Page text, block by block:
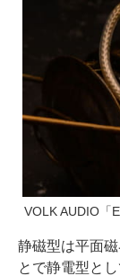
VOLK AUDIO「
静磁型は平面
とで静電型と